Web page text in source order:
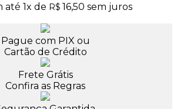
até 1x de R$ 16,50 sem juros
Pague com PIX ou
Cartão de Crédito
Frete Grátis
Confira as Regras